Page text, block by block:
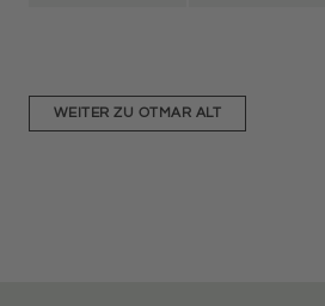
WEITER ZU OTMAR ALT